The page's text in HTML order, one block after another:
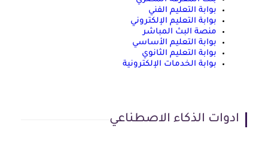
بوابة التعليم الفني
بوابة التعليم الإلكتروني
منصة البث المباشر
بوابة التعليم الأساسي
بوابة التعليم الثانوي
بوابة الخدمات الإلكترونية
ادوات الذكاء الاصطناعي